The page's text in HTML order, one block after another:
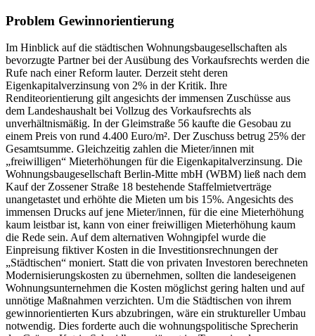
Problem Gewinnorientierung
Im Hinblick auf die städtischen Wohnungsbaugesellschaften als
bevorzugte Partner bei der Ausübung des Vorkaufsrechts werden die
Rufe nach einer Reform lauter. Derzeit steht deren
Eigenkapitalverzinsung von 2% in der Kritik. Ihre
Renditeorientierung gilt angesichts der immensen Zuschüsse aus
dem Landeshaushalt bei Vollzug des Vorkaufsrechts als
unverhältnismäßig. In der Gleimstraße 56 kaufte die Gesobau zu
einem Preis von rund 4.400 Euro/m². Der Zuschuss betrug 25% der
Gesamtsumme. Gleichzeitig zahlen die Mieter/innen mit
„freiwilligen“ Mieterhöhungen für die Eigenkapitalverzinsung. Die
Wohnungsbaugesellschaft Berlin-Mitte mbH (WBM) ließ nach dem
Kauf der Zossener Straße 18 bestehende Staffelmietverträge
unangetastet und erhöhte die Mieten um bis 15%. Angesichts des
immensen Drucks auf jene Mieter/innen, für die eine Mieterhöhung
kaum leistbar ist, kann von einer freiwilligen Mieterhöhung kaum
die Rede sein. Auf dem alternativen Wohngipfel wurde die
Einpreisung fiktiver Kosten in die Investitionsrechnungen der
„Städtischen“ moniert. Statt die von privaten Investoren berechneten
Modernisierungskosten zu übernehmen, sollten die landeseigenen
Wohnungsunternehmen die Kosten möglichst gering halten und auf
unnötige Maßnahmen verzichten. Um die Städtischen von ihrem
gewinnorientierten Kurs abzubringen, wäre ein struktureller Umbau
notwendig. Dies forderte auch die wohnungspolitische Sprecherin